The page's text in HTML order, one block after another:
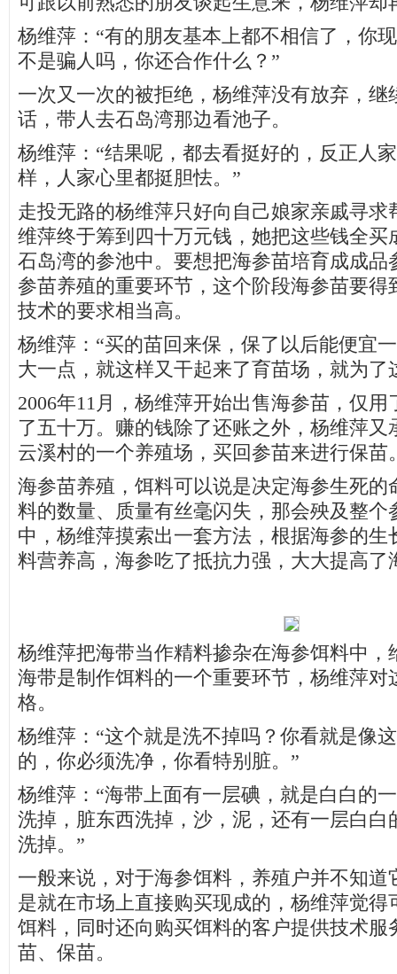
杨维萍：“有的朋友基本上都不相信了，你
不是骗人吗，你还合作什么？”
一次又一次的被拒绝，杨维萍没有放弃，继
话，带人去石岛湾那边看池子。
杨维萍：“结果呢，都去看挺好的，反正人
样，人家心里都挺胆怯。”
走投无路的杨维萍只好向自己娘家亲戚寻求
维萍终于筹到四十万元钱，她把这些钱全买
石岛湾的参池中。要想把海参苗培育成成品
参苗养殖的重要环节，这个阶段海参苗要得
技术的要求相当高。
杨维萍：“买的苗回来保，保了以后能便宜
大一点，就这样又干起来了育苗场，就为了
2006年11月，杨维萍开始出售海参苗，仅
了五十万。赚的钱除了还账之外，杨维萍又
云溪村的一个养殖场，买回参苗来进行保苗
海参苗养殖，饵料可以说是决定海参生死的
料的数量、质量有丝毫闪失，那会殃及整个
中，杨维萍摸索出一套方法，根据海参的生
料营养高，海参吃了抵抗力强，大大提高了
杨维萍把海带当作精料掺杂在海参饵料中，
海带是制作饵料的一个重要环节，杨维萍对
格。
杨维萍：“这个就是洗不掉吗？你看就是像
的，你必须洗净，你看特别脏。”
杨维萍：“海带上面有一层碘，就是白白的
洗掉，脏东西洗掉，沙，泥，还有一层白白
洗掉。”
一般来说，对于海参饵料，养殖户并不知道
是就在市场上直接购买现成的，杨维萍觉得
饵料，同时还向购买饵料的客户提供技术服
苗、保苗。